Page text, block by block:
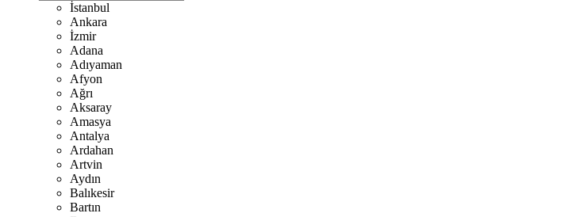
İstanbul
Ankara
İzmir
Adana
Adıyaman
Afyon
Ağrı
Aksaray
Amasya
Antalya
Ardahan
Artvin
Aydın
Balıkesir
Bartın